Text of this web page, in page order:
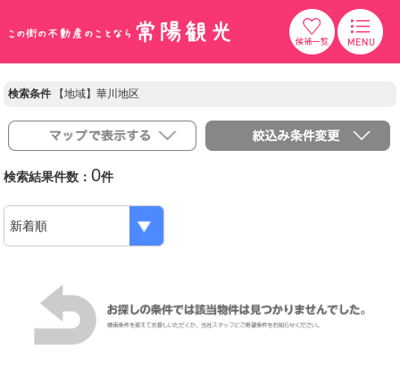
検索条件 【地域】華川地区
検索結果件数：0件